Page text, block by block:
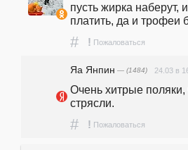
пусть жирка
платить, да и трофеи
# ! Пожаловаться
Яа Янпин — (1484) 24.03 в
Очень хитрые
стрясли.
# ! Пожаловаться